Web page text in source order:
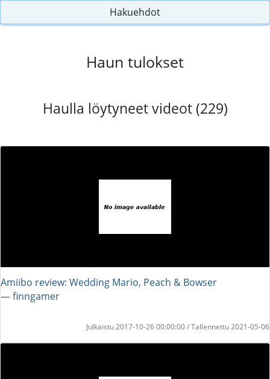
Hakuehdot
Haun tulokset
Haulla löytyneet videot (229)
Amiibo review: Wedding Mario, Peach & Bowser
― finngamer
Julkaistu 2017-10-26 00:00:00 / Tallennettu 2021-05-06